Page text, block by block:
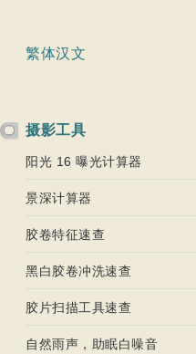
繁体汉文
摄影工具
阳光 16 曝光计算器
景深计算器
胶卷特征速查
黑白胶卷冲洗速查
胶片扫描工具速查
自然雨声，助眠白噪音